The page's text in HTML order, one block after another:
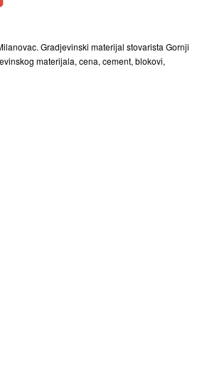
Gradjevinski materijal stovarista Gornji
materijala, cena, cement, blokovi,